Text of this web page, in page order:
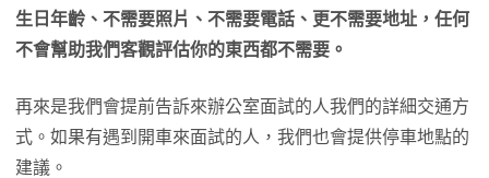
生日年齡、不需要照片、不需要電話、更不需要地址，任何
不會幫助我們客觀評估你的東西都不需要。
再來是我們會提前告訴來辦公室面試的人我們的詳細交通方
式。如果有遇到開車來面試的人，我們也會提供停車地點的
建議。